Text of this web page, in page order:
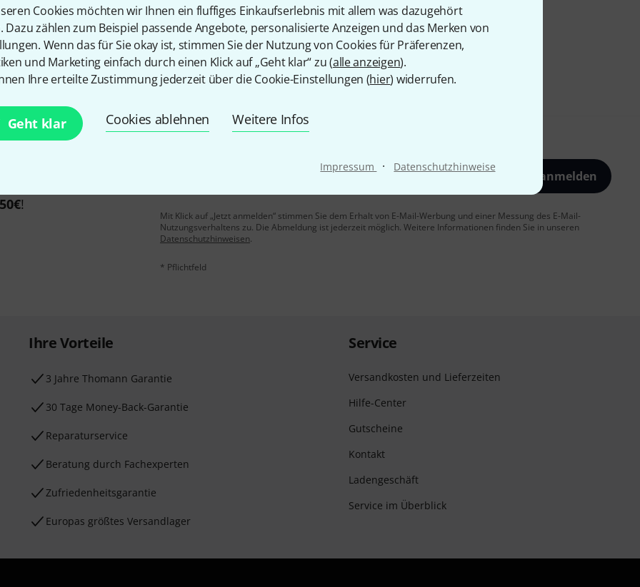
Cookies möchten wir Ihnen ein fluffiges Einkaufserlebnis mit allem was dazugehört
Dazu zählen zum Beispiel passende Angebote, personalisierte Anzeigen und das Merken von
Wenn das für Sie okay ist, stimmen Sie der Nutzung von Cookies für Präferenzen,
und Marketing einfach durch einen Klick auf „Geht klar“ zu (alle anzeigen).
Ihre erteilte Zustimmung jederzeit über die Cookie-Einstellungen (hier) widerrufen.
Geht klar Cookies ablehnen Weitere Infos
Impressum · Datenschutzhinweise
Gefällt Ihnen, was Sie sehen?
Teilen Hilfe & Feedback
mit etwas Glück
50€!
Jetzt anmelden
Mit Klick auf „Jetzt anmelden“ stimmen Sie dem Erhalt von E-Mail-Werbung und einer Messung des E-Mail-
Nutzungsverhaltens zu. Die Abmeldung ist jederzeit möglich. Weitere Informationen finden Sie in unseren
Datenschutzhinweisen.
* Pflichtfeld
Ihre Vorteile
3 Jahre Thomann Garantie
30 Tage Money-Back-Garantie
Reparaturservice
Beratung durch Fachexperten
Zufriedenheitsgarantie
Europas größtes Versandlager
Service
Versandkosten und Lieferzeiten
Hilfe-Center
Gutscheine
Kontakt
Ladengeschäft
Service im Überblick